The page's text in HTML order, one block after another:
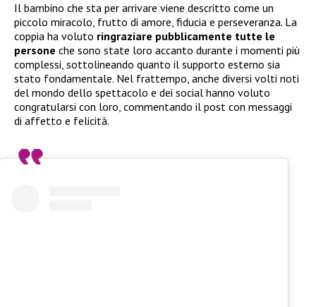
Il bambino che sta per arrivare viene descritto come un
piccolo miracolo, frutto di amore, fiducia e perseveranza. La
coppia ha voluto ringraziare pubblicamente tutte le
persone che sono state loro accanto durante i momenti più
complessi, sottolineando quanto il supporto esterno sia
stato fondamentale. Nel frattempo, anche diversi volti noti
del mondo dello spettacolo e dei social hanno voluto
congratularsi con loro, commentando il post con messaggi
di affetto e felicità.